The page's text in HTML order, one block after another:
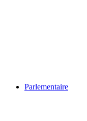
Parlementaire